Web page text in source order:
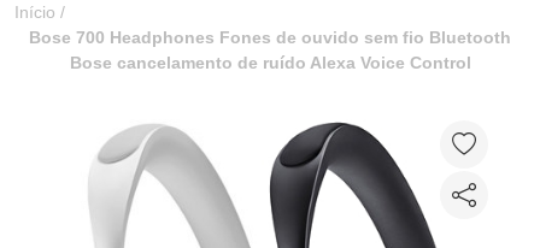
Início /
Bose 700 Headphones Fones de ouvido sem fio Bluetooth
Bose cancelamento de ruído Alexa Voice Control